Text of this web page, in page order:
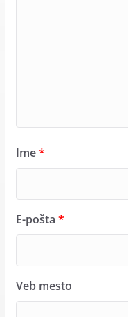
Ime*
E-pošta *
Veb mesto